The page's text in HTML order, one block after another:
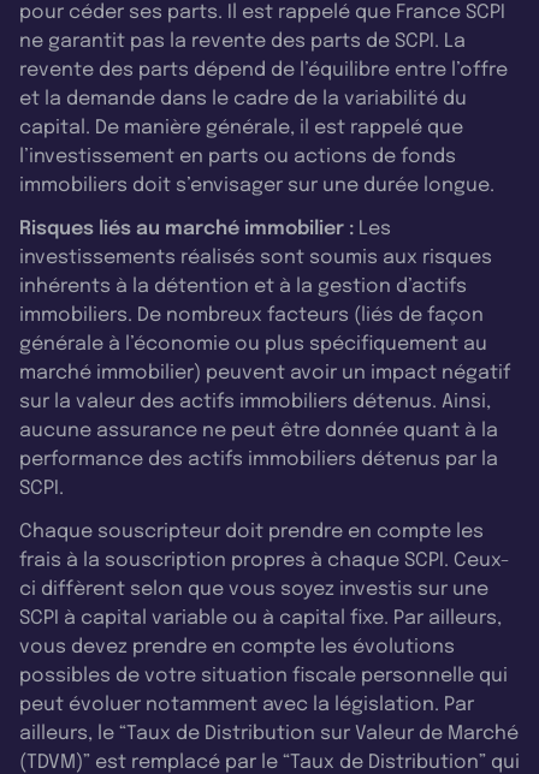
pour céder ses parts. Il est rappelé que France SCPI
ne garantit pas la revente des parts de SCPI. La
revente des parts dépend de l’équilibre entre l’offre
et la demande dans le cadre de la variabilité du
capital. De manière générale, il est rappelé que
l’investissement en parts ou actions de fonds
immobiliers doit s’envisager sur une durée longue.
Risques liés au marché immobilier : Les
investissements réalisés sont soumis aux risques
inhérents à la détention et à la gestion d’actifs
immobiliers. De nombreux facteurs (liés de façon
générale à l’économie ou plus spécifiquement au
marché immobilier) peuvent avoir un impact négatif
sur la valeur des actifs immobiliers détenus. Ainsi,
aucune assurance ne peut être donnée quant à la
performance des actifs immobiliers détenus par la
SCPI.
Chaque souscripteur doit prendre en compte les
frais à la souscription propres à chaque SCPI. Ceux-
ci diffèrent selon que vous soyez investis sur une
SCPI à capital variable ou à capital fixe. Par ailleurs,
vous devez prendre en compte les évolutions
possibles de votre situation fiscale personnelle qui
peut évoluer notamment avec la législation. Par
ailleurs, le “Taux de Distribution sur Valeur de Marché
(TDVM)” est remplacé par le “Taux de Distribution” qui